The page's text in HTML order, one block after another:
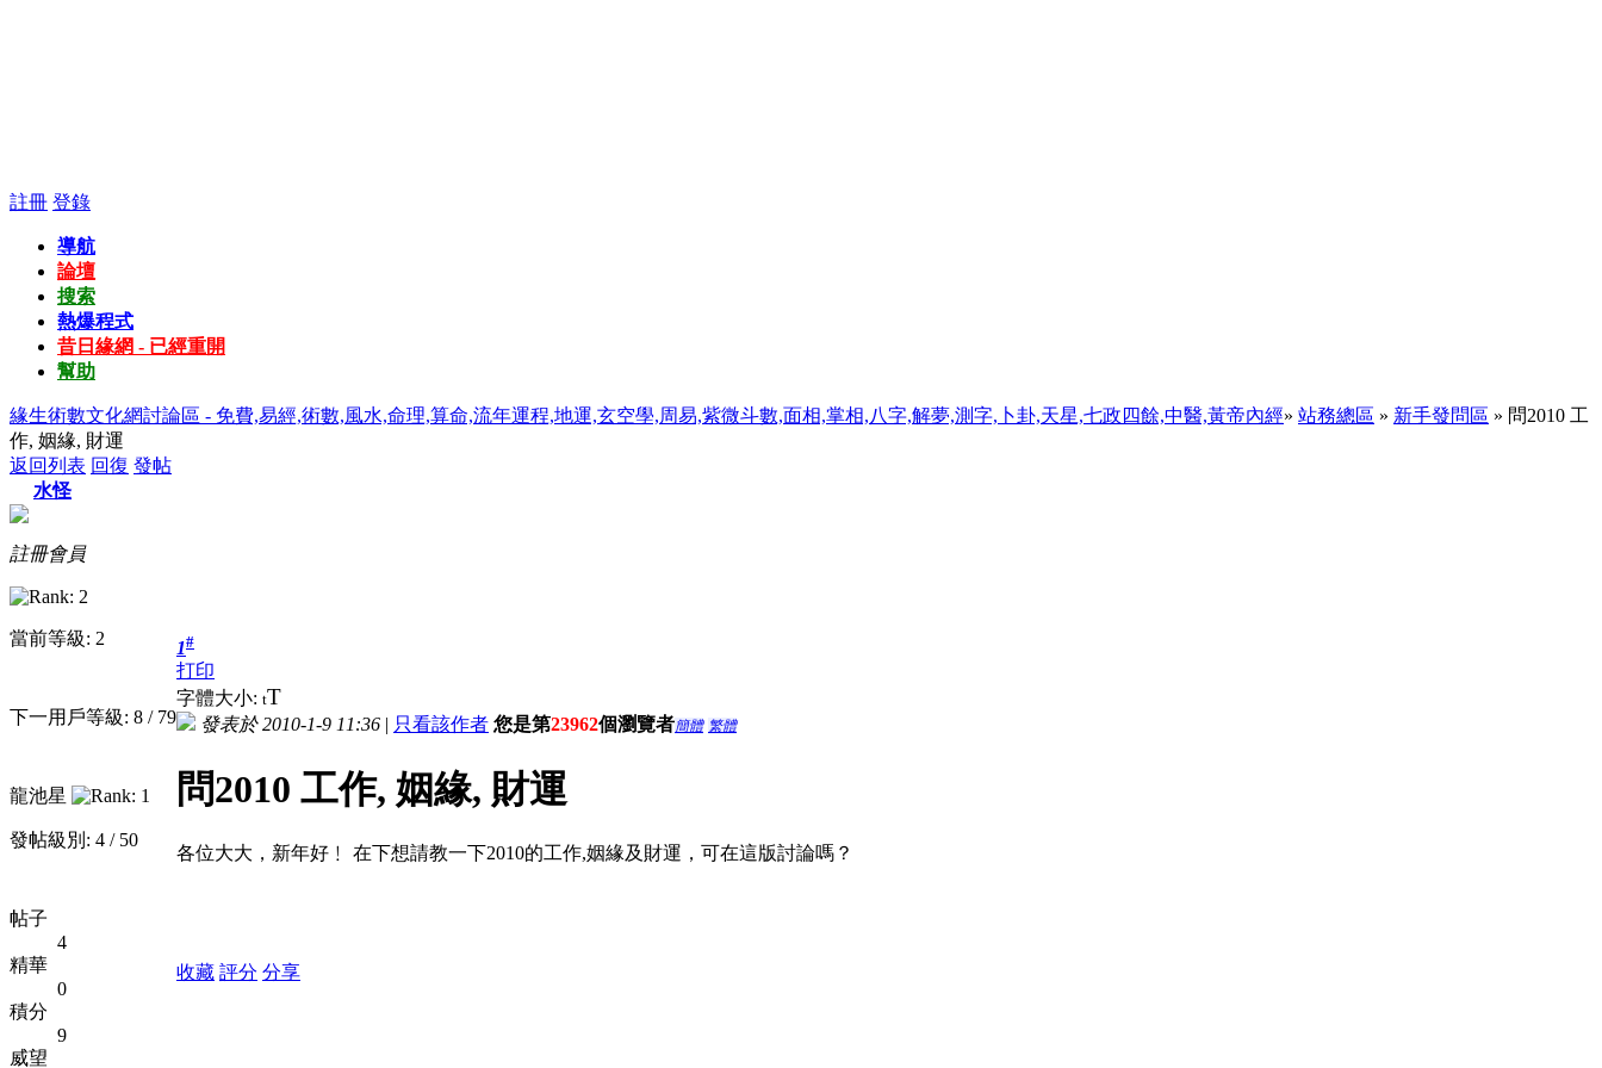
註冊 登錄
導航
論壇
搜索
熱爆程式
昔日緣網 - 已經重開
幫助
緣生術數文化網討論區 - 免費,易經,術數,風水,命理,算命,流年運程,地運,玄空學,周易,紫微斗數,面相,掌相,八字,解夢,測字,卜卦,天星,七政四餘,中醫,黃帝內經» 站務總區 » 新手發問區 » 問2010 工
作, 姻緣, 財運
返回列表 回復 發帖
水怪
註冊會員
當前等級: 2
下一用戶等級: 8 / 79
龍池星
發帖級別: 4 / 50
帖子
4
精華
0
積分
9
威望
1#
打印
字體大小: tT
發表於 2010-1-9 11:36 | 只看該作者 您是第23962個瀏覽者簡體 繁體
問2010 工作, 姻緣, 財運
各位大大，新年好﹗ 在下想請教一下2010的工作,姻緣及財運，可在這版討論嗎？
收藏 評分 分享